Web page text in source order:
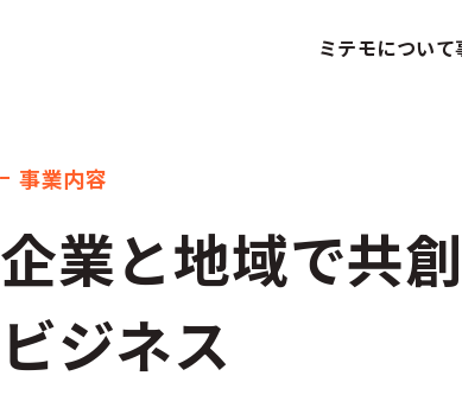
ミテモについて
事業内容
企業と地域で共
ビジネス